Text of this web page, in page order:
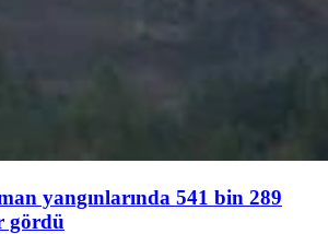
yangınlarında 541 bin 289
gördü